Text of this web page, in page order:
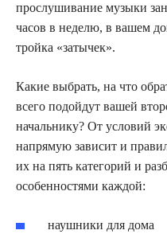
прослушивание музыки
часов в неделю, в вашем
тройка «затычек».
Какие выбрать, на что
всего подойдут вашей
начальнику? От условий
напрямую зависит и
их на пять категорий и
особенностями каждой:
наушники для дома